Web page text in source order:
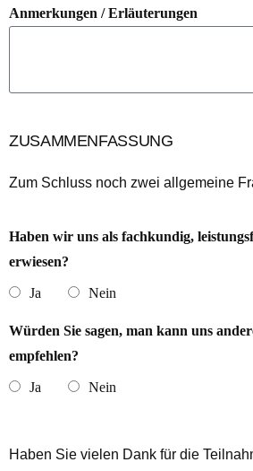
Anmerkungen / Erläuterungen
ZUSAMMENFASSUNG
Zum Schluss noch zwei allgemeine
Haben wir uns als fachkundig,
erwiesen?
Ja
Nein
Würden Sie sagen, man kann uns
empfehlen?
Ja
Nein
Haben Sie vielen Dank für die